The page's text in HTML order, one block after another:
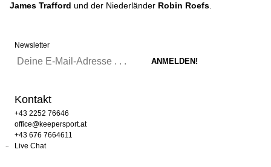
James Trafford und der Niederländer Robin Roefs
Newsletter
Kontakt
+43 2252 76646
office@keepersport.at
+43 676 7664611
Live Chat